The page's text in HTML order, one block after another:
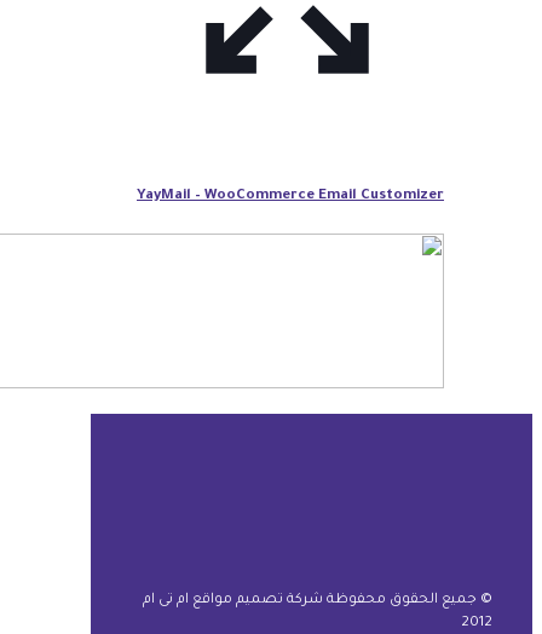
YayMail – WooCommerce Email Customizer
© جميع الحقوق محفوظة شركة تصميم مواقع ام تى ام
2012